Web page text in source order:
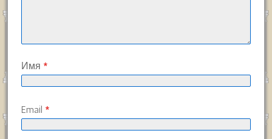
Имя *
Email *